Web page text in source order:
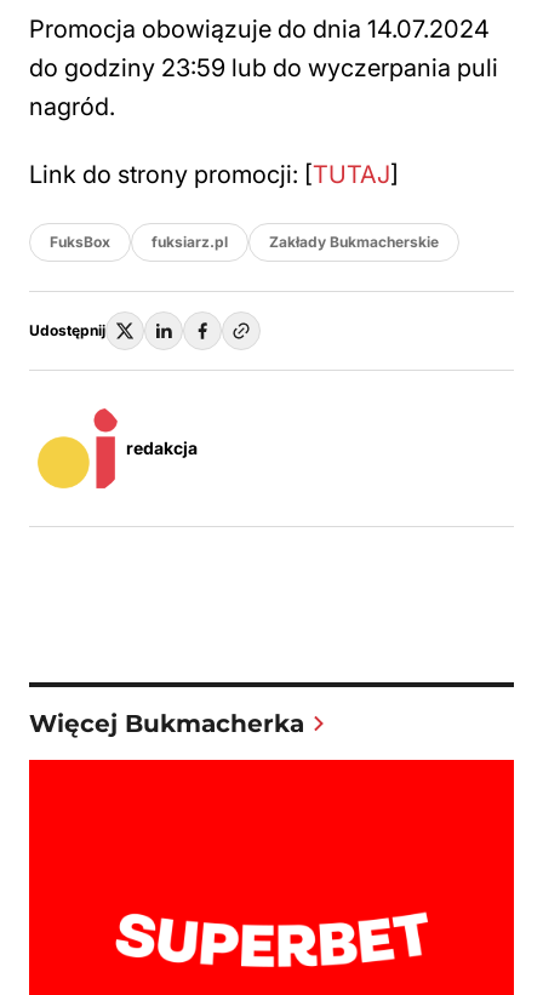
Promocja obowiązuje do dnia 14.07.2024
do godziny 23:59 lub do wyczerpania puli
nagród.
Link do strony promocji: [TUTAJ]
FuksBox fuksiarz.pl Zakłady Bukmacherskie
Udostępnij
redakcja
Więcej Bukmacherka